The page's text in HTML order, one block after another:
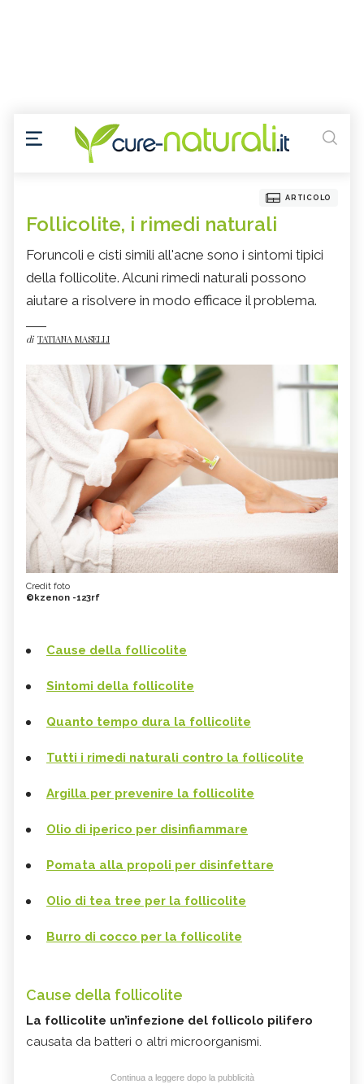
ARTICOLO
Follicolite, i rimedi naturali
Foruncoli e cisti simili all'acne sono i sintomi tipici
della follicolite. Alcuni rimedi naturali possono
aiutare a risolvere in modo efficace il problema.
di TATIANA MASELLI
Credit foto
©kzenon -123rf
Cause della follicolite
Sintomi della follicolite
Quanto tempo dura la follicolite
Tutti i rimedi naturali contro la follicolite
Argilla per prevenire la follicolite
Olio di iperico per disinfiammare
Pomata alla propoli per disinfettare
Olio di tea tree per la follicolite
Burro di cocco per la follicolite
Cause della follicolite
La follicolite un’infezione del follicolo pilifero
causata da batteri o altri microorganismi.
Continua a leggere dopo la pubblicità